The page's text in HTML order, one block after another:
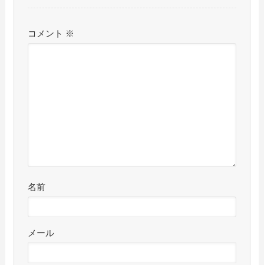
コメント ※
名前
メール